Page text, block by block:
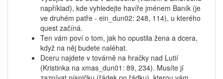
například), kde vyhledejte havíře jménem Baník (je
ve druhém patře - ein_dun02: 248, 114), u kterého
quest začíná.
Ten vám poví o tom, jak ho opustila žena a dcera,
když na něj budete naléhat.
Dceru najdete v továrně na hračky nad Lutií
(Kristinka na xmas_dun01: 89, 234). Musíte jí